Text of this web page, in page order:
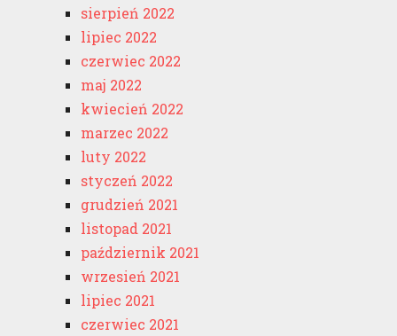
sierpień 2022
lipiec 2022
czerwiec 2022
maj 2022
kwiecień 2022
marzec 2022
luty 2022
styczeń 2022
grudzień 2021
listopad 2021
październik 2021
wrzesień 2021
lipiec 2021
czerwiec 2021